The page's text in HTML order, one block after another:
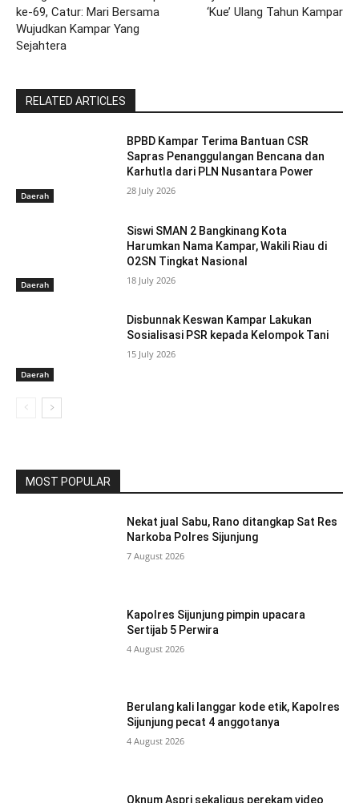
ke-69, Catur: Mari Bersama
Wujudkan Kampar Yang
Sejahtera
‘Kue’ Ulang Tahun Kampar
RELATED ARTICLES
Daerah
BPBD Kampar Terima Bantuan CSR
Sapras Penanggulangan Bencana dan
Karhutla dari PLN Nusantara Power
28 July 2026
Daerah
Siswi SMAN 2 Bangkinang Kota
Harumkan Nama Kampar, Wakili Riau di
O2SN Tingkat Nasional
18 July 2026
Daerah
Disbunnak Keswan Kampar Lakukan
Sosialisasi PSR kepada Kelompok Tani
15 July 2026
MOST POPULAR
Nekat jual Sabu, Rano ditangkap Sat Res
Narkoba Polres Sijunjung
7 August 2026
Kapolres Sijunjung pimpin upacara
Sertijab 5 Perwira
4 August 2026
Berulang kali langgar kode etik, Kapolres
Sijunjung pecat 4 anggotanya
4 August 2026
Oknum Aspri sekaligus perekam video